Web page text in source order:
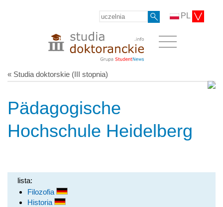
PL
« Studia doktorskie (III stopnia)
Pädagogische
Hochschule Heidelberg
lista:
Filozofia
Historia